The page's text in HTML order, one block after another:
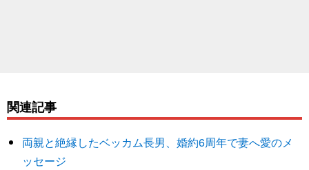
関連記事
両親と絶縁したベッカム長男、婚約6周年で妻へ愛のメ
ッセージ